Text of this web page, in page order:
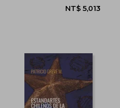
NT$ 753